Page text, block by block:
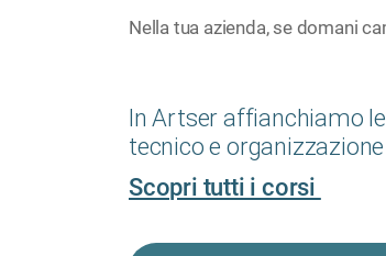
Nella tua azienda, se domani
In Artser affianchiamo
tecnico e
Scopri tutti i corsi